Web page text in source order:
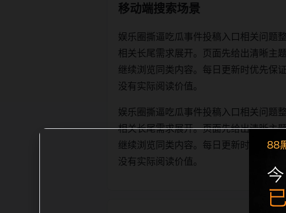
移动端搜索场景
娱乐圈撕逼吃瓜事件投稿入口相关问题
相关长尾需求展开。页面先给出清晰主
继续浏览同类内容。每日更新时优先保
没有实际阅读价值。
娱乐圈撕逼吃瓜事件投稿入口相关问题
相关长尾需求展开。页面先给出清晰主
继续浏览同类内容。每日更新时优先保
没有实际阅读价值。